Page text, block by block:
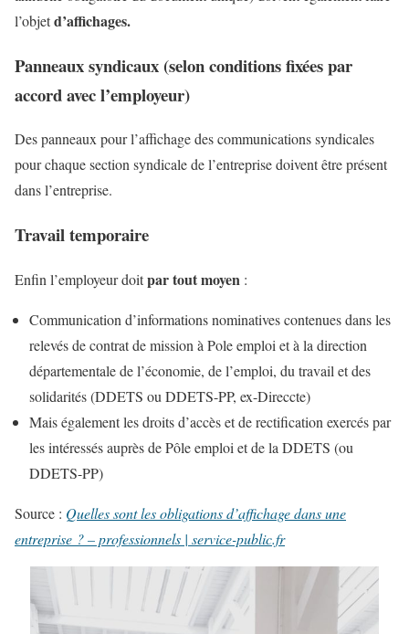
l’objetd’affichages.
Panneaux syndicaux (selon conditions fixées par
accord avec l’employeur)
Des panneaux pour l’affichage des communications syndicales
pour chaque section syndicale de l’entreprise doivent être présent
dans l’entreprise.
Travail temporaire
Enfin l’employeur doitpar tout moyen :
Communication d’informations nominatives contenues dans les
relevés de contrat de mission à Pole emploi et à la direction
départementale de l’économie, de l’emploi, du travail et des
solidarités (DDETS ou DDETS-PP, ex-Direccte)
Mais également les droits d’accès et de rectification exercés par
les intéressés auprès de Pôle emploi et de la DDETS (ou
DDETS-PP)
Source : Quelles sont les obligations d’affichage dans une
entreprise ? – professionnels | service-public.fr